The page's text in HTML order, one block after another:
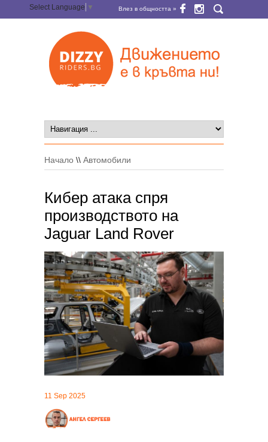
Select Language ▼ Влез в общността »
Начало \\ Автомобили
Кибер атака спря
производството на
Jaguar Land Rover
11 Sep 2025